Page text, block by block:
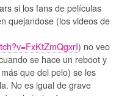
si los fans de películas
quejandose (los videos de
) no veo
se hace un reboot y
que del pelo) se les
No es igual de grave